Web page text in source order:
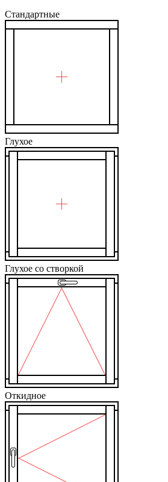
Стандартные
Глухое
Глухое со створкой
Откидное